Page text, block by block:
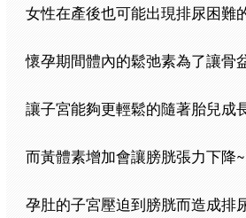
女性在產後也可能出現排尿困難
懷孕期間體內的鬆弛素為了讓骨
讓子宮能夠更輕鬆的隨著胎兒成
而黃體素增加會讓膀胱張力下降~
孕肚的子宮壓迫到膀胱而造成排